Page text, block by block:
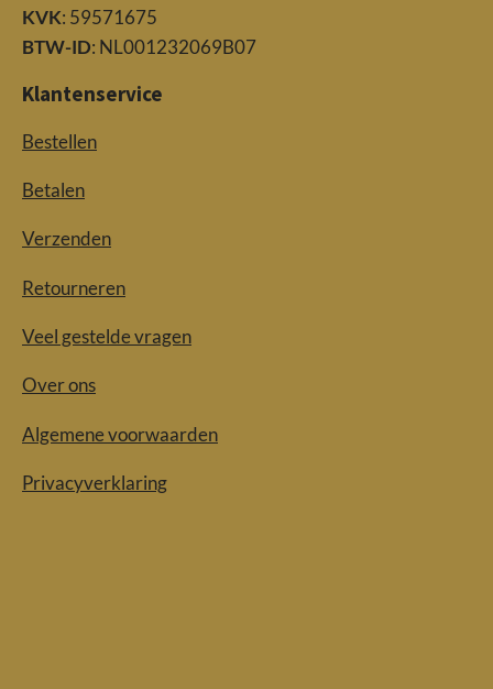
KVK: 59571675
BTW-ID: NL001232069B07
Klantenservice
Bestellen
Betalen
Verzenden
Retourneren
Veel gestelde vragen
Over ons
Algemene voorwaarden
Privacyverklaring